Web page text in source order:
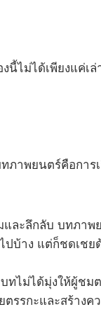
ไม่ได้เพียงแค่เล่
ทภาพยนตร์คือกา
และลึกลับ บทภาพ
บ้าง แต่ก็ชดเชย
ทไม่ได้มุ่งให้ผู้ชม
รรกะและสร้างค